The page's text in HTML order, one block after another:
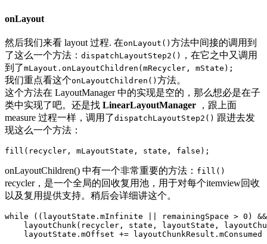
onLayout
然后我们来看 layout 过程. 在onLayout() 方法中间接的调用到
了这么一个方法： dispatchLayoutStep2()
，在它之中又调用
到了mLayout.onLayoutChildren(mRecycler, mState);
我们重点看这个onLayoutChildren() 方法。
这个方法在 LayoutManager 中的实现是空的，那么想必是在子
类中实现了吧。还是找 LinearLayoutManager ，跟上面
measure 过程一样，调用了dispatchLayoutStep2() 跟进去发
现这么一个方法：
fill ( recycler , mLayoutState , state , false );
onLayoutChildren() 中有一个非常重要的方法： fill()
recycler，是一个全局的回收复用池，用于对每个itemview回收
以及复用提供支持。稍后会详细讲这个。
while (( layoutState . mInfinite remainingSpace > 0 )
&&
layoutChunk( recycler , state , layoutState ,
layoutState . mOffset += layoutChunkResult . mConsumed